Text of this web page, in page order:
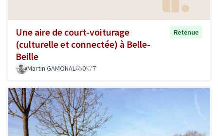
Une aire de court-voiturage
(culturelle et connectée) à Belle-
Beille
Retenue
Martin GAMONAL 0 7